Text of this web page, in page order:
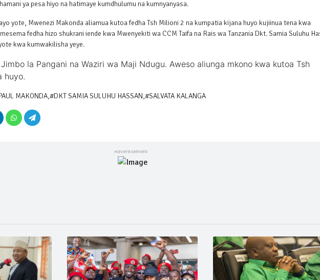
ya pesa hiyo na hatimaye kumdhulumu na kumnyanyasa.
yote, Mwenezi Makonda aliamua kutoa fedha Tsh Milioni 2 na kumpatia kijana huyo kujiinua tena kwa
fedha hizo shukrani iende kwa Mwenyekiti wa CCM Taifa na Rais wa Tanzania Dkt. Samia Suluhu
kwa kumwakilisha yeye.
la Pangani na Waziri wa Maji Ndugu. Aweso aliunga mkono kwa kutoa Tsh
huyo.
MAKONDA,#DKT SAMIA SULUHU HASSAN,#SALVATA KALANGA